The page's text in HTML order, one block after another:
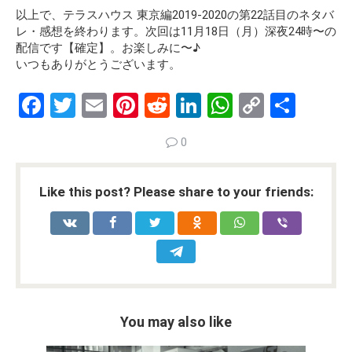
以上で、テラスハウス 東京編2019-2020の第22話目のネタバ
レ・感想を終わります。 次回は11月18日（月）深夜24時〜の
配信です【確定】。 お楽しみに〜♪
いつもありがとうございます。
F
ce
b
o
o
T
tt
er
E
ail
Pi
er
es
t
R
e
d
di
t
Li
ke
dI
n
W
at
A
p
C
py
Li
n
k
ar
e
0
Like this post? Please share to your friends:
You may also like